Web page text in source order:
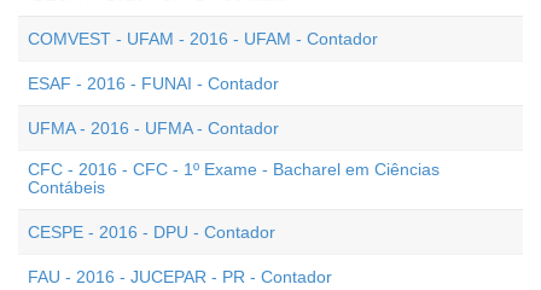
COMVEST - UFAM - 2016 - UFAM - Contador
ESAF - 2016 - FUNAI - Contador
UFMA - 2016 - UFMA - Contador
CFC - 2016 - CFC - 1º Exame - Bacharel em Ciências
Contábeis
CESPE - 2016 - DPU - Contador
FAU - 2016 - JUCEPAR - PR - Contador